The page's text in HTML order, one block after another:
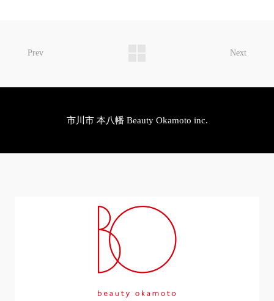
Prev Next
市川市 本八幡 Beauty Okamoto inc.